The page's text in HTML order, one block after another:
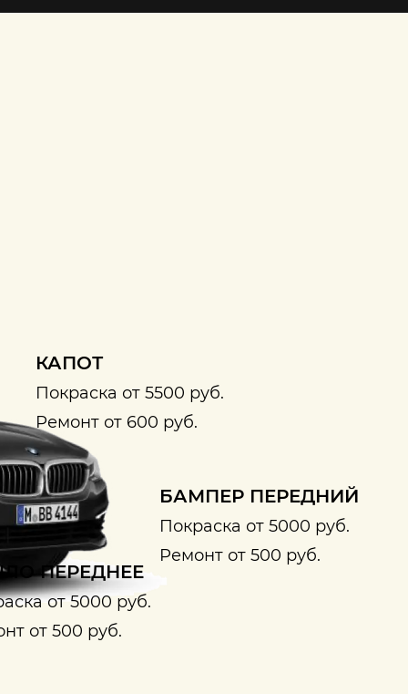
КАПОТ
Покраска от 5500 руб.
Ремонт от 600 руб.
БАМПЕР ПЕРЕДНИЙ
Покраска от 5000 руб.
Ремонт от 500 руб.
ПЕРЕДНЕЕ
от 5000 руб.
от 500 руб.